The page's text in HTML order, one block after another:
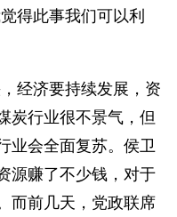
得此事我们可以利
经济要持续发展，资
炭行业很不景气，但
业会全面复苏。侯卫
源赚了不少钱，对于
而前几天，党政联席